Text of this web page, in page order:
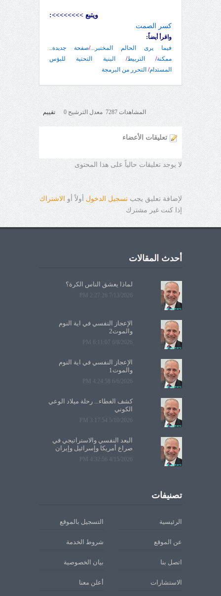
ويتبع >>>>>>>>:
كسر الصمت
واقرأ أيضاً:
فيما يرى الحالم المختبر.../صفحة جديدة..
ممكنة/ التربيط/
البنية التحتية للبؤس
المستدام/ التحرر من البرمجة
المشاهدات 7287 معدل الترشيح 0 تقييم
تعليقات الأعضاء
لا يوجد تعليقات حالياً على هذا المحتوى
لإضافة تعليق يجب تسجيل الدخول أولاً أو الاشتراك
إذا كنت غير مشترك
أحدث المقالات
لماذا يعشق الناس الكرة؟
7/13/2026 2:27:26 PM
الإعجاز النفسي في آية النوم
والموت2
6/8/2026 6:11:07 PM
الإعجاز النفسي في آية النوم
والموت1
6/6/2026 4:24:58 PM
كشف الغطاء... رحلة ميلاد الوعي
الكوني
5/10/2026 3:17:54 PM
البعد النفسي والاستراتيجي في
صراع أمريكا وإسرائيل وإيران
4/15/2026 4:32:56 PM
تصنيفات
الرئيسية التسجيل بالموقع
عن الموقع شروط الخدمة
اتصل بنا بيان الخصوصية
الاستشارات أعلن معنا